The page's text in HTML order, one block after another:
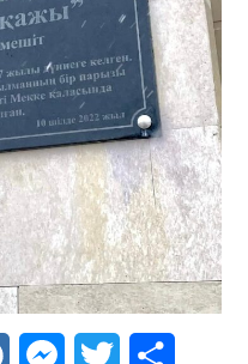
Mail.Ru Messenger
Twitter